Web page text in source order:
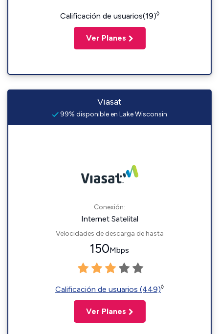
Calificación de usuarios(19)◊
Ver Planes
Viasat
99% disponible en Lake Wisconsin
Conexión:
Internet Satelital
Velocidades de descarga de hasta
150Mbps
Calificación de usuarios (449)◊
Ver Planes